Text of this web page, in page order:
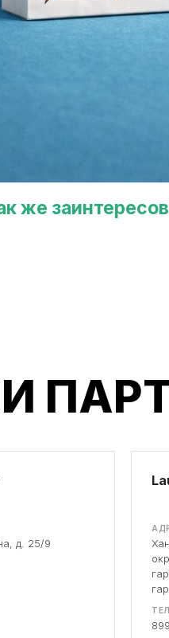
же
д. 25/9